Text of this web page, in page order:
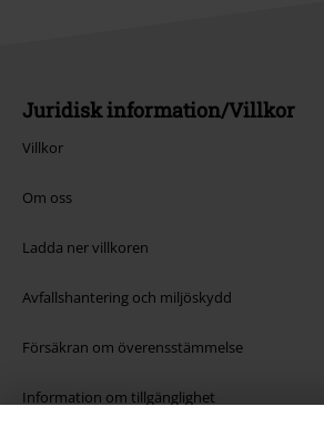
Juridisk information/Villkor
Villkor
Om oss
Ladda ner villkoren
Avfallshantering och miljöskydd
Försäkran om överensstämmelse
Information om tillgänglighet